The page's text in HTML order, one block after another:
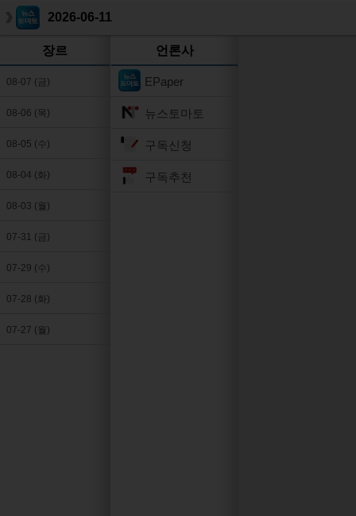
2026-06-11
장르
08-07 (금)
08-06 (목)
08-05 (수)
08-04 (화)
08-03 (월)
07-31 (금)
07-29 (수)
07-28 (화)
07-27 (월)
언론사
EPaper
뉴스토마토
구독신청
구독추천